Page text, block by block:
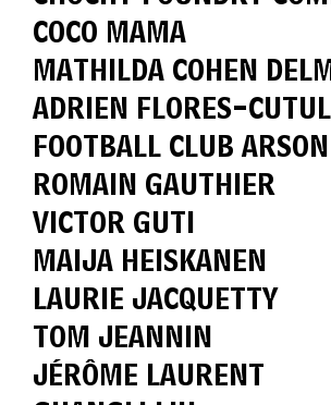
COCO MAMA
MATHILDA COHEN
ADRIEN FLORES-
FOOTBALL CLUB
ROMAIN GAUTHIER
VICTOR GUTI
MAIJA HEISKANEN
LAURIE JACQUETTY
TOM JEANNIN
JÉRÔME LAURENT